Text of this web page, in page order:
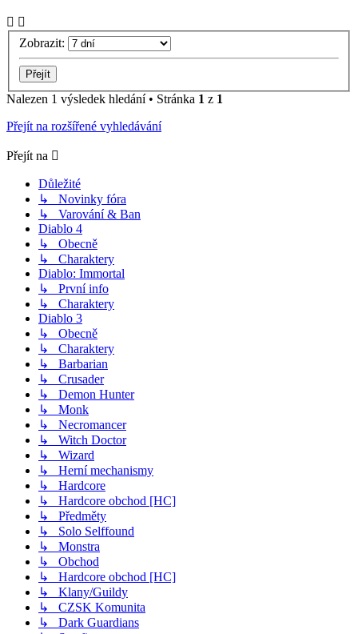
Zobrazit:
Nalezen 1 výsledek hledání • Stránka 1 z 1
Přejít na rozšířené vyhledávání
Přejít na
Důležité
↳ Novinky fóra
↳ Varování & Ban
Diablo 4
↳ Obecně
↳ Charaktery
Diablo: Immortal
↳ První info
↳ Charaktery
Diablo 3
↳ Obecně
↳ Charaktery
↳ Barbarian
↳ Crusader
↳ Demon Hunter
↳ Monk
↳ Necromancer
↳ Witch Doctor
↳ Wizard
↳ Herní mechanismy
↳ Hardcore
↳ Hardcore obchod [HC]
↳ Předměty
↳ Solo Selffound
↳ Monstra
↳ Obchod
↳ Hardcore obchod [HC]
↳ Klany/Guildy
↳ CZSK Komunita
↳ Dark Guardians